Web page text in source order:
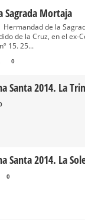
de la Salud
Divina Misericordia,
en honor de Nuestro
Sagrada Mortaja
Hermandad de la
de la Cruz, en el ex-
15. 25...
0
Santa 2014. La
Santa 2014. La
0